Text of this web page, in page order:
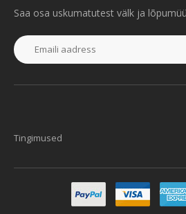
Saa osa uskumatutest välk ja
Tingimused